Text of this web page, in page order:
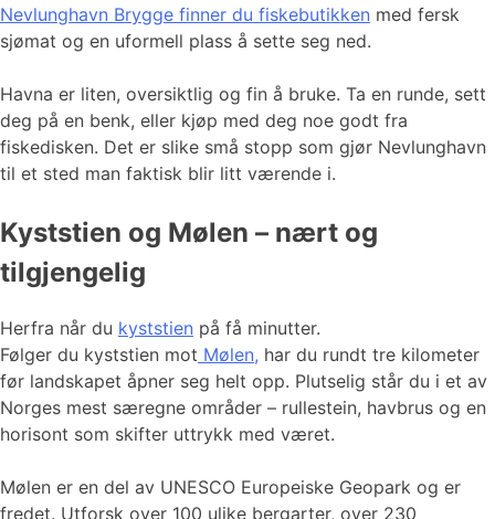
Nevlunghavn Brygge finner du fiskebutikken med fersk
sjømat og en uformell plass å sette seg ned.
Havna er liten, oversiktlig og fin å bruke. Ta en runde, sett
deg på en benk, eller kjøp med deg noe godt fra
fiskedisken. Det er slike små stopp som gjør Nevlunghavn
til et sted man faktisk blir litt værende i.
Kyststien og Mølen – nært og
tilgjengelig
Herfra når du kyststien på få minutter.
Følger du kyststien mot Mølen, har du rundt tre kilometer
før landskapet åpner seg helt opp. Plutselig står du i et av
Norges mest særegne områder – rullestein, havbrus og en
horisont som skifter uttrykk med været.
Mølen er en del av UNESCO Europeiske Geopark og er
fredet. Utforsk over 100 ulike bergarter, over 230